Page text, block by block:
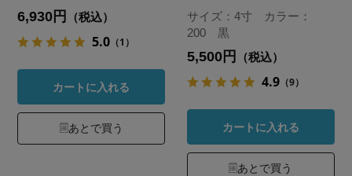
6,930円 （税込）
5.0 （1）
カートに入れる
あとで買う
サイズ：4寸 カラー：
200 黒
5,500円 （税込）
4.9 （9）
カートに入れる
あとで買う